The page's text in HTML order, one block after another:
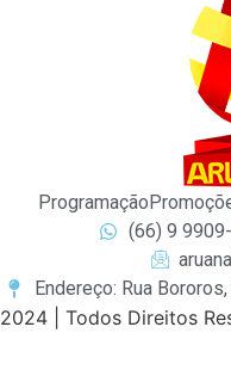
Programação
(66) 9
Endereço: Rua
2024 | Todos Direitos